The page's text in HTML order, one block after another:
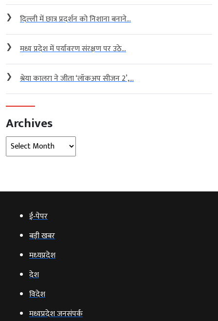
❯ दिल्ली में छात्र प्रदर्शन को निशाना बनाने...
❯ मध्य प्रदेश में पर्यावरण संरक्षण पर उठे...
❯ श्रेया कालरा ने जीता ‘लॉकअप सीजन 2’,...
Archives
Archives
ई‑पेपर
बड़ी खबर
मध्‍यप्रदेश
देश
विदेश
मध्यप्रदेश जनसंपर्क